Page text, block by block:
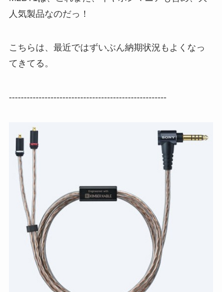
人気製品なのだっ！
こちらは、最近ではずいぶん納期状況もよくなっ
てきてる。
-----------------------------------------------------